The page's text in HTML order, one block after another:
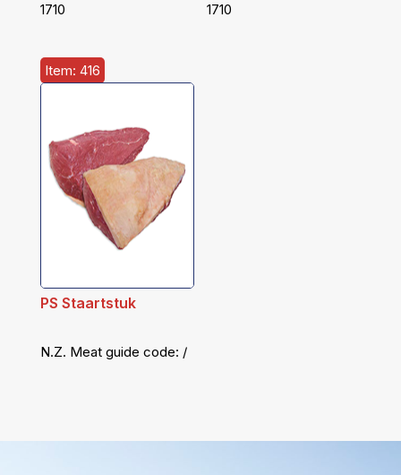
1710
1710
Item: 416
PS Staartstuk
N.Z. Meat guide code: /